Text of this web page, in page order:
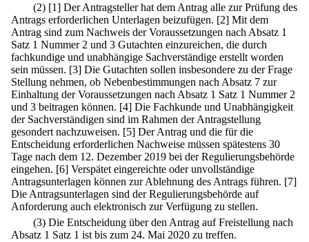
(2) [1] Der Antragsteller hat dem Antrag alle zur Prüfung des
Antrags erforderlichen Unterlagen beizufügen. [2] Mit dem
Antrag sind zum Nachweis der Voraussetzungen nach Absatz 1
Satz 1 Nummer 2 und 3 Gutachten einzureichen, die durch
fachkundige und unabhängige Sachverständige erstellt worden
sein müssen. [3] Die Gutachten sollen insbesondere zu der Frage
Stellung nehmen, ob Nebenbestimmungen nach Absatz 7 zur
Einhaltung der Voraussetzungen nach Absatz 1 Satz 1 Nummer 2
und 3 beitragen können. [4] Die Fachkunde und Unabhängigkeit
der Sachverständigen sind im Rahmen der Antragstellung
gesondert nachzuweisen. [5] Der Antrag und die für die
Entscheidung erforderlichen Nachweise müssen spätestens 30
Tage nach dem 12. Dezember 2019 bei der Regulierungsbehörde
eingehen. [6] Verspätet eingereichte oder unvollständige
Antragsunterlagen können zur Ablehnung des Antrags führen. [7]
Die Antragsunterlagen sind der Regulierungsbehörde auf
Anforderung auch elektronisch zur Verfügung zu stellen.
(3) Die Entscheidung über den Antrag auf Freistellung nach
Absatz 1 Satz 1 ist bis zum 24. Mai 2020 zu treffen.